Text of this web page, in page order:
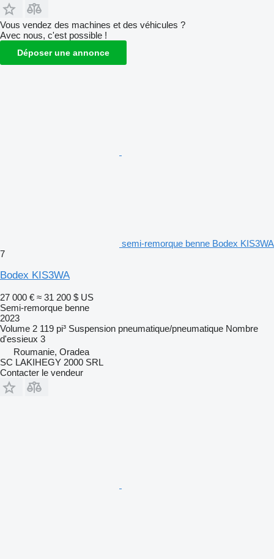
Vous vendez des machines et des véhicules ?
Avec nous, c'est possible !
Déposer une annonce
semi-remorque benne Bodex KIS3WA
7
Bodex KIS3WA
27 000 € ≈ 31 200 $ US
Semi-remorque benne
2023
Volume 2 119 pi³ Suspension pneumatique/pneumatique Nombre
d'essieux 3
Roumanie, Oradea
SC LAKIHEGY 2000 SRL
Contacter le vendeur